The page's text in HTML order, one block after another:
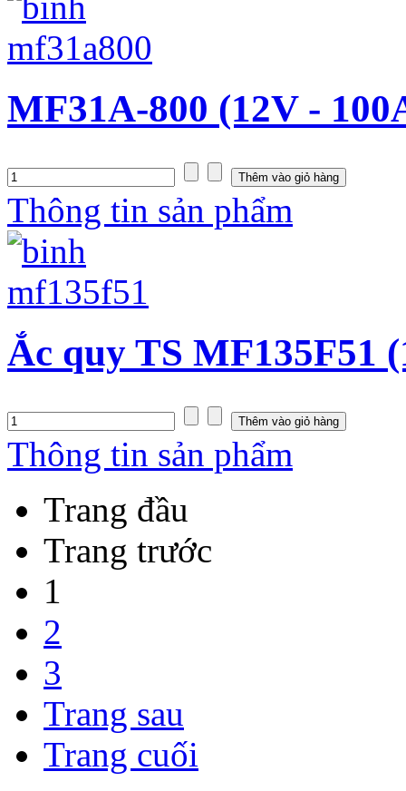
MF31A-800 (12V -
Thông tin sản phẩm
Ắc quy TS MF135F51
Thông tin sản phẩm
Trang đầu
Trang trước
1
2
3
Trang sau
Trang cuối